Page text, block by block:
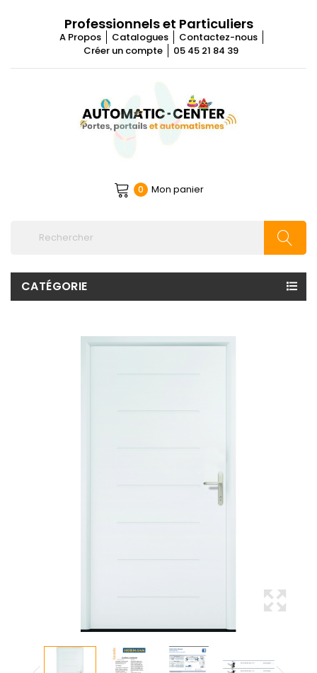
Professionnels et Particuliers
A Propos Catalogues
Contactez-nous
Créer un compte
05 45 21 84 39
0 Mon panier
CATÉGORIE